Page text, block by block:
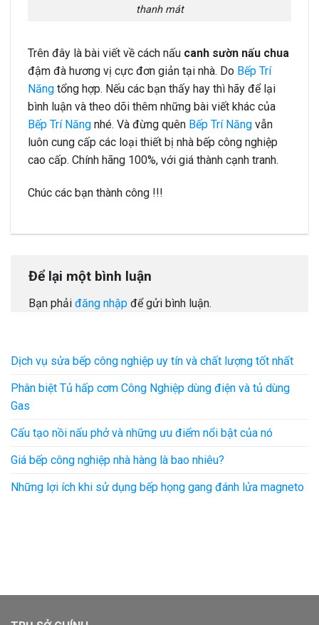
thanh mát
Trên đây là bài viết về cách nấu canh sườn nấu chua
đậm đà hương vị cực đơn giản tại nhà. Do Bếp Trí
Năng tổng hợp. Nếu các bạn thấy hay thì hãy để lại
bình luận và theo dõi thêm những bài viết khác của
Bếp Trí Năng nhé. Và đừng quên Bếp Trí Năng vẫn
luôn cung cấp các loại thiết bị nhà bếp công nghiệp
cao cấp. Chính hãng 100%, với giá thành cạnh tranh.
Chúc các bạn thành công !!!
Để lại một bình luận
Bạn phải đăng nhập để gửi bình luận.
Dịch vụ sửa bếp công nghiệp uy tín và chất lượng tốt nhất
Phân biệt Tủ hấp cơm Công Nghiệp dùng điện và tủ dùng
Gas
Cấu tạo nồi nấu phở và những ưu điểm nổi bật của nó
Giá bếp công nghiệp nhà hàng là bao nhiêu?
Những lợi ích khi sử dụng bếp họng gang đánh lửa magneto